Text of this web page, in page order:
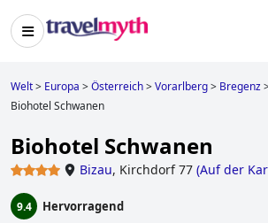
Welt> Europa >Österreich>Vorarlberg> Bregenz
Biohotel Schwanen
Biohotel Schwanen
Bizau, Kirchdorf 77 (Auf der
9.4 Hervorragend